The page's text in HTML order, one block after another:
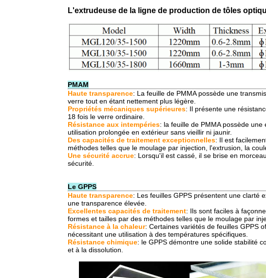
L'extrudeuse de la ligne de production de tôles
PMAM
Haute transparence: La feuille de PMMA possède une
verre tout en étant nettement plus légère.
Propriétés mécaniques supérieures: Il présente une
18 fois le verre ordinaire.
Résistance aux intempéries: la feuille de PMMA possède
utilisation prolongée en extérieur sans vieillir ni jaunir.
Des capacités de traitement exceptionnelles: Il est
méthodes telles que le moulage par injection, l'extrusion, la
Une sécurité accrue: Lorsqu'il est cassé, il se brise en
sécurité.
Le GPPS
Haute transparence: Les feuilles GPPS présentent une clarté
une transparence élevée.
Excellentes capacités de traitement: Ils sont faciles à
formes et tailles par des méthodes telles que le moulage par
Résistance à la chaleur: Certaines variétés de feuilles GPPS
nécessitant une utilisation à des températures spécifiques.
Résistance chimique: le GPPS démontre une solide stabilité
et à la dissolution.